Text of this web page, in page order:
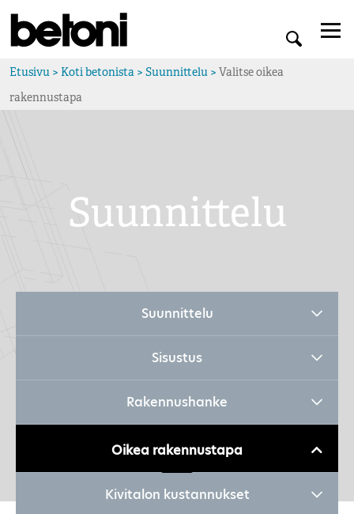
Etusivu > Koti betonista > Suunnittelu > Valitse oikea
rakennustapa
Suunnittelu
Suunnittelu
Sisustus
Rakennushanke
Oikea rakennustapa
Kivitalon kustannukset